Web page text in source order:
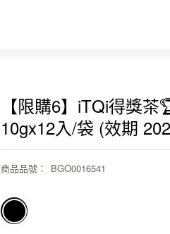
【限購6】iTQi得獎
10gx12入/袋 (效期
商品品號 ： BGO0016541